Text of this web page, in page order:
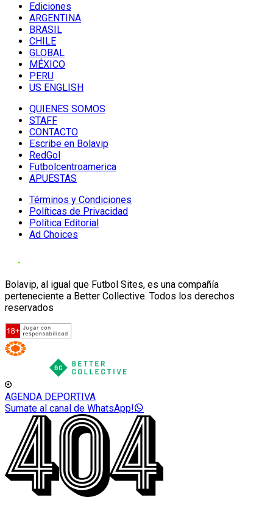
Ediciones
ARGENTINA
BRASIL
CHILE
GLOBAL
MÉXICO
PERU
US ENGLISH
QUIENES SOMOS
STAFF
CONTACTO
Escribe en Bolavip
RedGol
Futbolcentroamerica
APUESTAS
Términos y Condiciones
Políticas de Privacidad
Política Editorial
Ad Choices
Bolavip, al igual que Futbol Sites, es una compañía
perteneciente a Better Collective. Todos los derechos
reservados
AGENDA DEPORTIVA
Sumate al canal de WhatsApp!